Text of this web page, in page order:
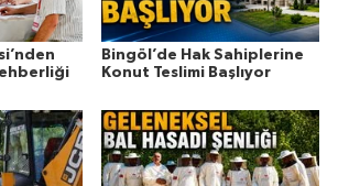
Bingöl’de Hak Sahiplerine
Konut Teslimi Başlıyor